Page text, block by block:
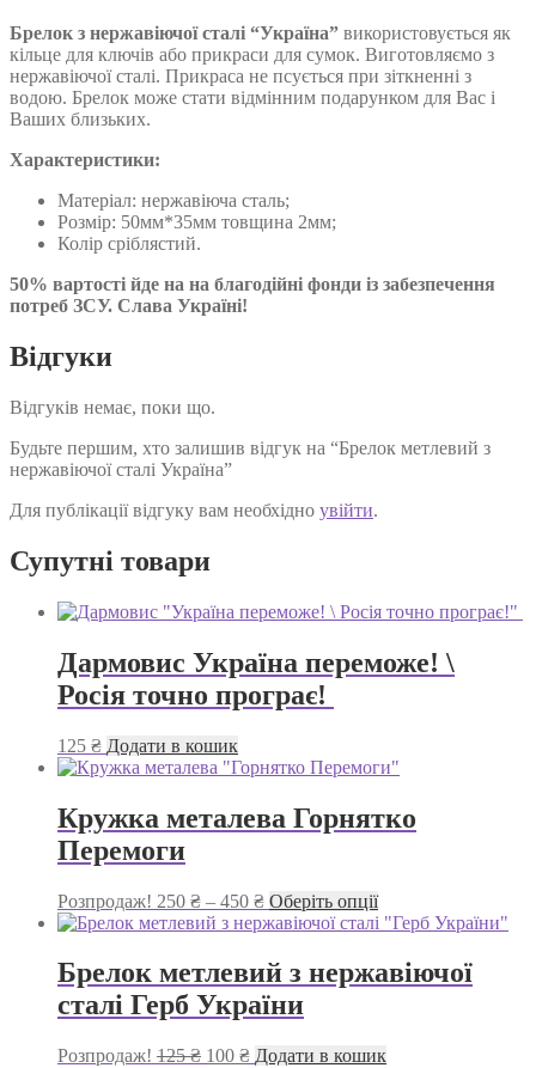
Брелок з нержавіючої сталі “Україна” використовується як
кільце для ключів або прикраси для сумок. Виготовляємо з
нержавіючої сталі. Прикраса не псується при зіткненні з
водою. Брелок може стати відмінним подарунком для Вас і
Ваших близьких.
Характеристики:
Матеріал: нержавіюча сталь;
Розмір: 50мм*35мм товщина 2мм;
Колір сріблястий.
50% вартості йде на на благодійні фонди із забезпечення
потреб ЗСУ. Слава Україні!
Відгуки
Відгуків немає, поки що.
Будьте першим, хто залишив відгук на “Брелок метлевий з
нержавіючої сталі Україна”
Для публікації відгуку вам необхідно увійти.
Супутні товари
Дармовис Україна переможе! \
Росія точно програє!
125 ₴ Додати в кошик
Кружка металева Горнятко
Перемоги
Розпродаж! 250 ₴ – 450 ₴Діапазон
цін:
250 ₴
до
450 ₴
Оберіть опціїЦей
товар
кілька
варіантів.
вибрати
Брелок метлевий з нержавіючої
сталі Герб України
Розпродаж! 125₴ Оригінальна
100 ₴Поточна
Додати в кошик